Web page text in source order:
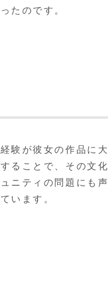
たのです。
験が彼女の作品に大
ることで、その文化
ニティの問題にも声
います。